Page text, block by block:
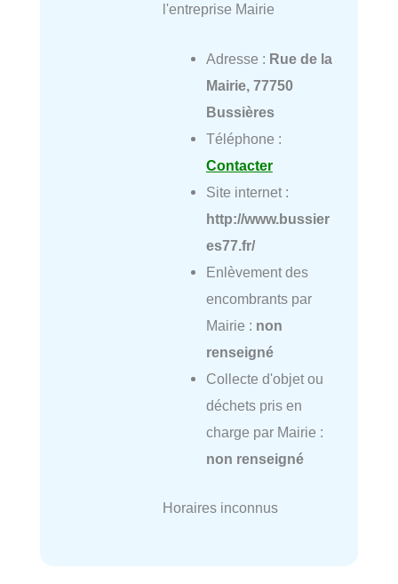
l'entreprise Mairie
Adresse : Rue de la
Mairie, 77750
Bussières
Téléphone :
Contacter
Site internet :
http://www.bussier
es77.fr/
Enlèvement des
encombrants par
Mairie : non
renseigné
Collecte d'objet ou
déchets pris en
charge par Mairie :
non renseigné
Horaires inconnus